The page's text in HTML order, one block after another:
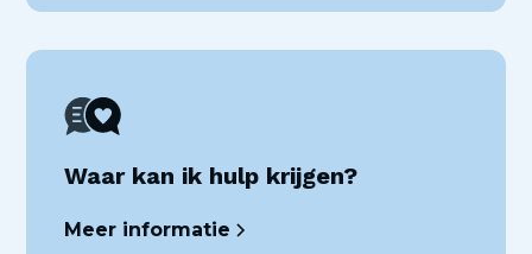
Waar kan ik hulp krijgen?
Meer informatie